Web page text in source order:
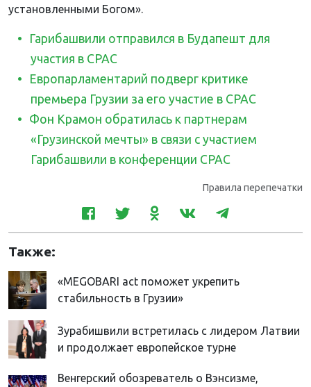
установленными Богом».
Гарибашвили отправился в Будапешт для
участия в CPAC
Европарламентарий подверг критике
премьера Грузии за его участие в CPAC
Фон Крамон обратилась к партнерам
«Грузинской мечты» в связи с участием
Гарибашвили в конференции CPAC
Правила перепечатки
Также:
«MEGOBARI act поможет укрепить
стабильность в Грузии»
Зурабишвили встретилась с лидером Латвии
и продолжает европейское турне
Венгерский обозреватель о Вэнсизме,